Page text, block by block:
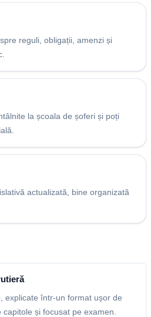
reguli, obligații, amenzi și
la școala de șoferi și poți
actualizată, bine organizată
explicate într-un format ușor de
și focusat pe examen.